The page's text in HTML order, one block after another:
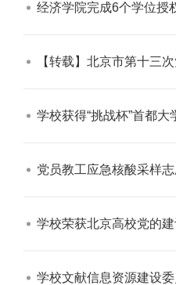
经济学院完成6个学位授
【转载】北京市第十三
学校获得“挑战杯”首都大
党员教工应急核酸采样
学校荣获北京高校党的
学校文献信息资源建设